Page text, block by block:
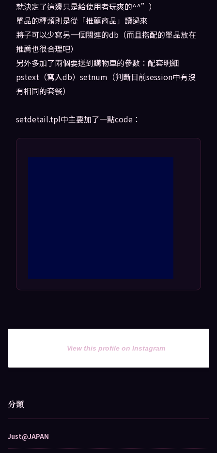
就決定了這邊只是給使用者玩爽的^^”）
單品的種類則是從「推薦商品」讀過來
將子可以少寫另一個關連的db（而且搭配的單品放在
推薦也很合理吧）
另外多加了兩個要送到購物車的參數：配套明細
pstext（寫入db）setnum（判斷目前session中有沒
有相同的套餐）
setdetail.tpl中主要加了一點code：
View this profile on Instagram
分類
Just@JAPAN